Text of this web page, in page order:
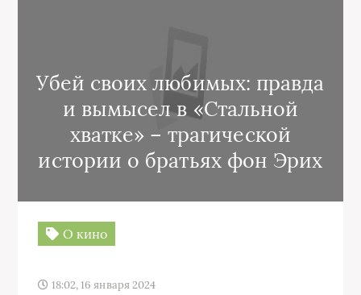
Убей своих любимых: правда
и вымысел в «Стальной
хватке» – трагической
истории о братьях фон Эрих
О кино
18:02, 16 января 2024